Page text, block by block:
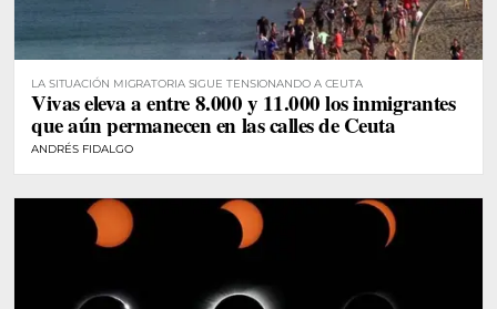
LA SITUACIÓN MIGRATORIA SIGUE TENSIONANDO A CEUTA
Vivas eleva a entre 8.000 y 11.000 los inmigrantes
que aún permanecen en las calles de Ceuta
ANDRÉS FIDALGO